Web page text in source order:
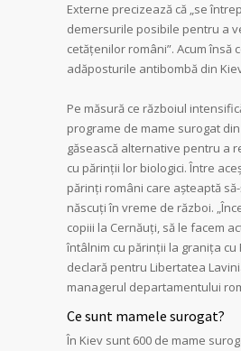
Externe precizează că „se
demersurile posibile pentru a
cetățenilor români”. Acum însă
adăposturile antibombă din
Pe măsură ce războiul
programe de mame surogat
găsească alternative pentru a
cu părinții lor biologici. Între
părinți români care așteaptă
născuți în vreme de război.
copiii la Cernăuți, să le facem
întâlnim cu părinții la granița cu
declară pentru Libertatea
managerul departamentului
Ce sunt mamele surogat?
În Kiev sunt 600 de mame